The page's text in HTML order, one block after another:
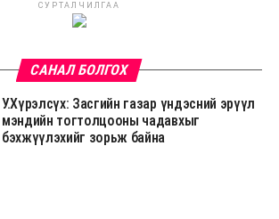
СУРТАЛЧИЛГАА
САНАЛ БОЛГОХ
У.Хүрэлсүх: Засгийн газар үндэсний эрүүл
мэндийн тогтолцооны чадавхыг
бэхжүүлэхийг зорьж байна